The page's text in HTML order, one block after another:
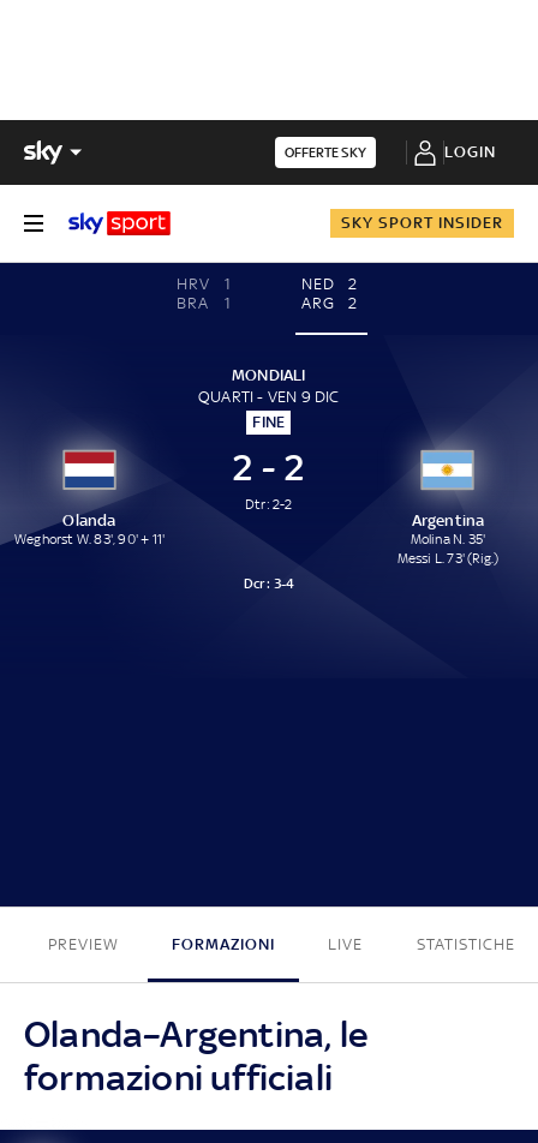
OFFERTE SKY LOGIN
SKY SPORT INSIDER
HRV
1
BRA
1
NED
2
ARG
2
MONDIALI
QUARTI - VEN 9 DIC
FINE
Olanda
Weghorst W. 83', 90' + 11'
2 - 2
Dtr: 2-2
Argentina
Molina N. 35'
Messi L. 73' (Rig.)
Dcr : 3-4
PREVIEW FORMAZIONI LIVE STATISTICHE
Olanda–Argentina, le
formazioni ufficiali